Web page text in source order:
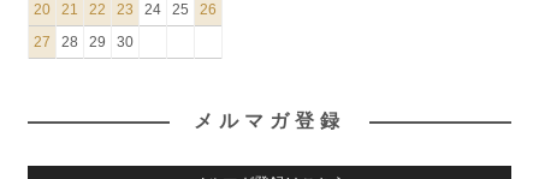
20
21 22 23 24 25
26
27
28 29 30
メルマガ登録